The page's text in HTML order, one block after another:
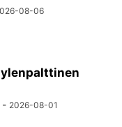
08-06
- 2026-08-01